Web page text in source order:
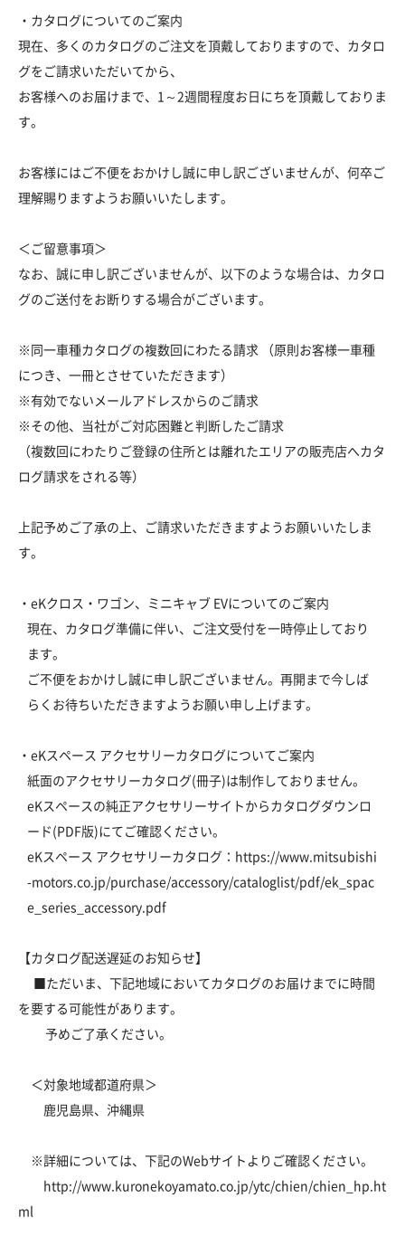
・カタログについてのご案内
現在、多くのカタログのご注文を頂戴しておりますので、カタロ
グをご請求いただいてから、
お客様へのお届けまで、1～2週間程度お日にちを頂戴しておりま
す。
お客様にはご不便をおかけし誠に申し訳ございませんが、何卒ご
理解賜りますようお願いいたします。
＜ご留意事項＞
なお、誠に申し訳ございませんが、以下のような場合は、カタロ
グのご送付をお断りする場合がございます。
※同一車種カタログの複数回にわたる請求 （原則お客様一車種
につき、一冊とさせていただきます）
※有効でないメールアドレスからのご請求
※その他、当社がご対応困難と判断したご請求
（複数回にわたりご登録の住所とは離れたエリアの販売店へカタ
ログ請求をされる等）
上記予めご了承の上、ご請求いただきますようお願いいたしま
す。
・eKクロス・ワゴン、ミニキャブ EVについてのご案内
現在、カタログ準備に伴い、ご注文受付を一時停止しており
ます。
ご不便をおかけし誠に申し訳ございません。再開まで今しば
らくお待ちいただきますようお願い申し上げます。
・eKスペース アクセサリーカタログについてご案内
紙面のアクセサリーカタログ(冊子)は制作しておりません。
eKスペースの純正アクセサリーサイトからカタログダウンロ
ード(PDF版)にてご確認ください。
eKスペース アクセサリーカタログ： https://www.mitsubishi
-motors.co.jp/purchase/accessory/cataloglist/pdf/ek_spac
e_series_accessory.pdf
【カタログ配送遅延のお知らせ】
■ただいま、下記地域においてカタログのお届けまでに時間
を要する可能性があります。
予めご了承ください。
＜対象地域都道府県＞
鹿児島県、沖縄県
※詳細については、下記のWebサイトよりご確認ください。
http://www.kuronekoyamato.co.jp/ytc/chien/chien_hp.ht
ml